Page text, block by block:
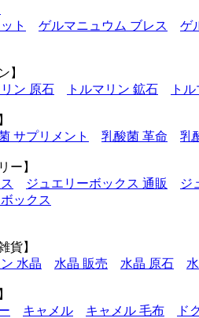
ト
ゲルマニュウム ブレス
ゲ
】
リン 原石 トルマリン 鉱石 ト
サプリメント 乳酸菌 革命 乳
ー】
ジュエリーボックス 通販
ジ
ックス
貨】
水晶 水晶 販売 水晶 原石
キャメル キャメル 毛布 ド